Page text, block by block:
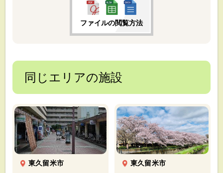
ファイルの閲覧方法
同じエリアの施設
東久留米市
東久留米市